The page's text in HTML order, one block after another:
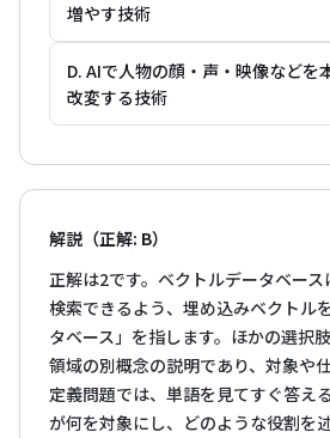
増やす技術
D. AIで人物の顔・声・映像などを
改変する技術
解説（正解: B）
正解は2です。ベクトルデータベー
検索できるよう、埋め込みベクトル
タベース」を指します。ほかの選択
領域の別概念の説明であり、対象や
定義問題では、単語を見てすぐ答え
が何を対象にし、どのような役割を